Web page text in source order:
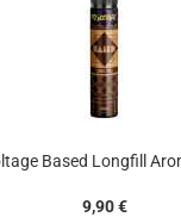
Based Longfill
9,90 €